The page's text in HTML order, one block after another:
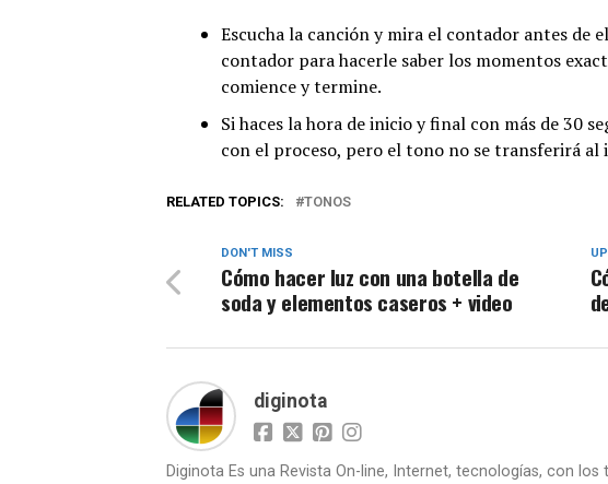
Escucha la canción y mira el contador antes de
contador para hacerle saber los momentos
comience y termine.
Si haces la hora de inicio y final con más de 30
con el proceso, pero el tono no se transferirá al
RELATED TOPICS: TONOS
DON'T MISS
Cómo hacer luz con una botella de
soda y elementos caseros + video
diginota
Diginota Es una Revista On-line, Internet, tecnologías, con